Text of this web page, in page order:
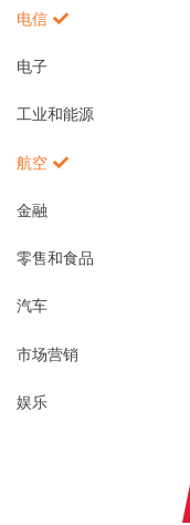
电信
电子
工业和能源
航空
金融
零售和食品
汽车
市场营销
娱乐